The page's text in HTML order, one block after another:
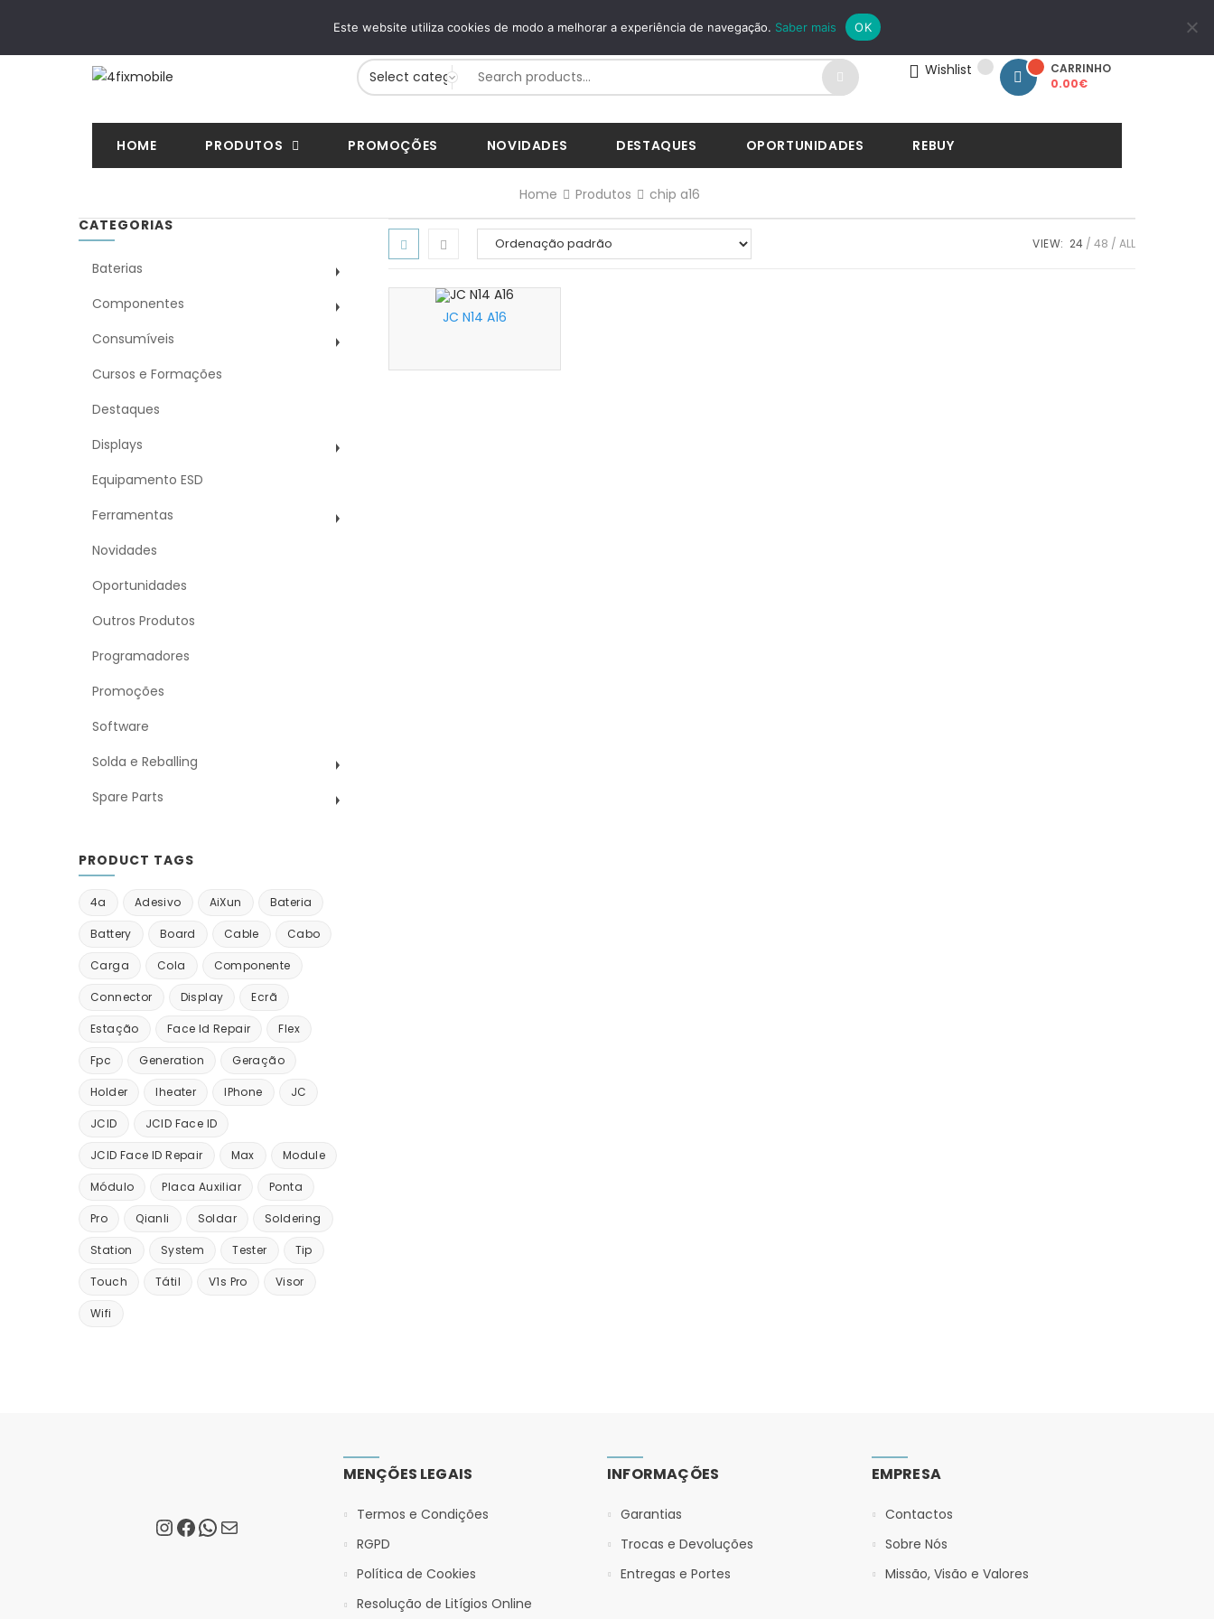
VISA, Mastercard, MBWay... +351 926 268 200
Wishlist
CARRINHO
0.00€
HOME PRODUTOS PROMOÇÕES NOVIDADES DESTAQUES OPORTUNIDADES REBUY
Home Produtos chip a16
VIEW: 24 48 ALL
JC N14 A16
CATEGORIAS
Baterias
Componentes
Consumíveis
Cursos e Formações
Destaques
Displays
Equipamento ESD
Ferramentas
Novidades
Oportunidades
Outros Produtos
Programadores
Promoções
Software
Solda e Reballing
Spare Parts
PRODUCT TAGS
4a Adesivo AiXun Bateria
Battery Board Cable Cabo
Carga Cola Componente
Connector Display Ecrã
Estação Face Id Repair Flex
Fpc Generation Geração
Holder Iheater IPhone JC
JCID JCID Face ID
JCID Face ID Repair Max Module
Módulo Placa Auxiliar Ponta
Pro Qianli Soldar Soldering
Station System Tester Tip
Touch Tátil V1s Pro Visor
Wifi
MENÇÕES LEGAIS
Termos e Condições
RGPD
Política de Cookies
Resolução de Litígios Online
INFORMAÇÕES
Garantias
Trocas e Devoluções
Entregas e Portes
EMPRESA
Contactos
Sobre Nós
Missão, Visão e Valores
Este website utiliza cookies de modo a melhorar a experiência de navegação. Saber mais OK